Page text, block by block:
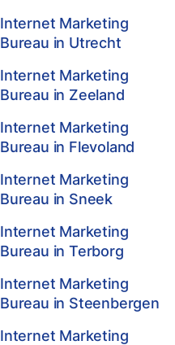
Internet Marketing
Bureau in Utrecht
Internet Marketing
Bureau in Zeeland
Internet Marketing
Bureau in Flevoland
Internet Marketing
Bureau in Sneek
Internet Marketing
Bureau in Terborg
Internet Marketing
Bureau in Steenbergen
Internet Marketing